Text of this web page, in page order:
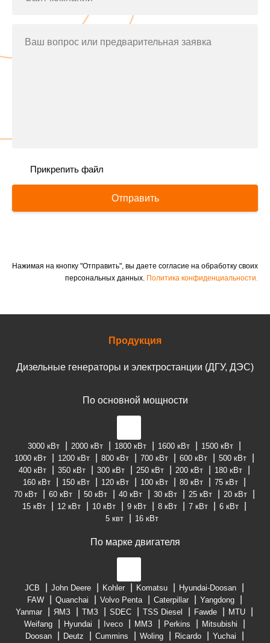
Ваш вопрос или предварительная заявка
Прикрепить файл
Отправить
Нажимая на кнопку "Отправить", вы даете согласие на обработку своих
персональных данных. Политика конфиденциальности.
Продукция
Дизельные генераторы и электростанции (ДГУ, ДЭС)
По основной мощности
3000 кВт 2000 кВт 1800 кВт 1600 кВт
1500 кВт
1000 кВт
1200 кВт 800 кВт 700 кВт 600 кВт
500 кВт
400 кВт
350 кВт 300 кВт 250 кВт 200 кВт
180 кВт
160 кВт
150 кВт 120 кВт 100 кВт 80 кВт
75 кВт
70 кВт
60 кВт 50 кВт 40 кВт 30 кВт 25 кВт
20 кВт
15 кВт
12 кВт 10 кВт 9 кВт 8 кВт 7 кВт
6 кВт
5 квт
16 кВт
По марке двигателя
JCB John Deere Kohler Komatsu
Hyundai-Doosan
FAW
Quanchai Volvo Penta Caterpillar
Yangdong
Yanmar
ЯМЗ ТМЗ SDEC TSS Diesel Fawde
MTU
Weifang
Hyundai Iveco ММЗ Perkins
Mitsubishi
Doosan
Deutz Cummins Woling Ricardo
Yuchai